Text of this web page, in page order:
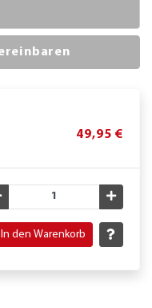
49,95 €
Gewünschte Menge
In den Warenkorb